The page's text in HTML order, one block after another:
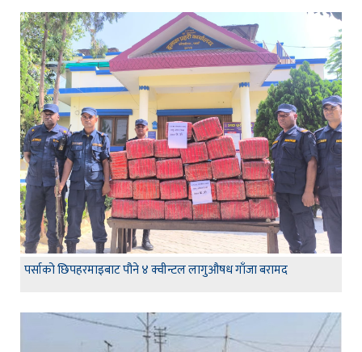
पर्साको छिपहरमाइबाट पौने ४ क्वीन्टल लागुऔषध गाँजा बरामद